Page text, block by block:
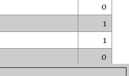
0
1
1
0